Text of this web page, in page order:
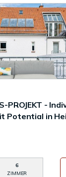
PROJEKT -
Potential in
6
ZIMMER